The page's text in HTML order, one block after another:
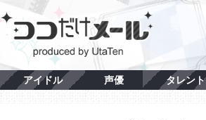
アイドル 声優 タレント